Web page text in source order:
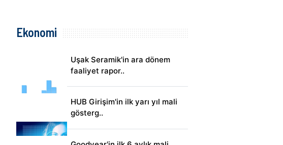
Ekonomi
Uşak Seramik'in ara dönem
faaliyet rapor..
HUB Girişim'in ilk yarı yıl mali
gösterg..